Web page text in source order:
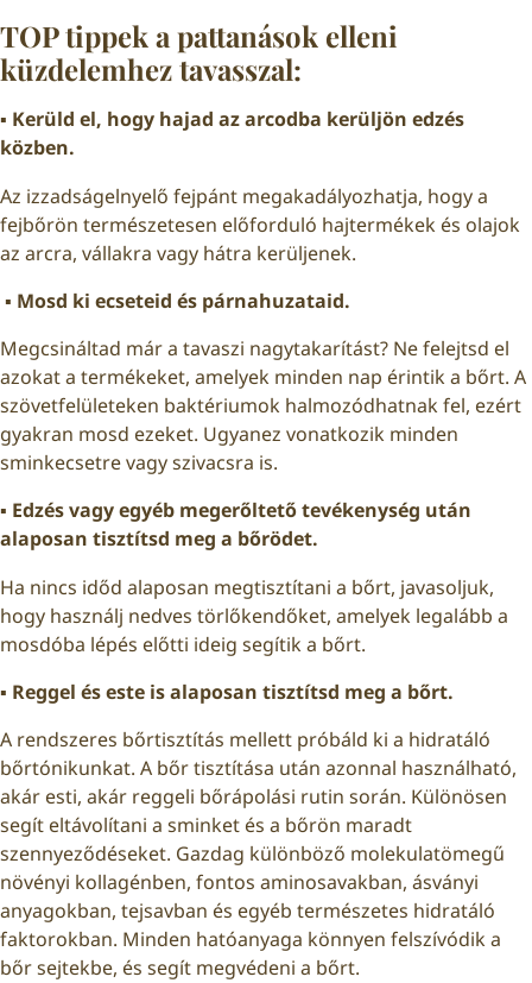
TOP tippek a pattanások elleni
küzdelemhez tavasszal:
▪️ Kerüld el, hogy hajad az arcodba kerüljön edzés
közben.
Az izzadságelnyelő fejpánt megakadályozhatja, hogy a
fejbőrön természetesen előforduló hajtermékek és olajok
az arcra, vállakra vagy hátra kerüljenek.
▪️ Mosd ki ecseteid és párnahuzataid.
Megcsináltad már a tavaszi nagytakarítást? Ne felejtsd el
azokat a termékeket, amelyek minden nap érintik a bőrt. A
szövetfelületeken baktériumok halmozódhatnak fel, ezért
gyakran mosd ezeket. Ugyanez vonatkozik minden
sminkecsetre vagy szivacsra is.
▪️ Edzés vagy egyéb megerőltető tevékenység után
alaposan tisztítsd meg a bőrödet.
Ha nincs időd alaposan megtisztítani a bőrt, javasoljuk,
hogy használj nedves törlőkendőket, amelyek legalább a
mosdóba lépés előtti ideig segítik a bőrt.
▪️ Reggel és este is alaposan tisztítsd meg a bőrt.
A rendszeres bőrtisztítás mellett próbáld ki a hidratáló
bőrtónikunkat. A bőr tisztítása után azonnal használható,
akár esti, akár reggeli bőrápolási rutin során. Különösen
segít eltávolítani a sminket és a bőrön maradt
szennyeződéseket. Gazdag különböző molekulatömegű
növényi kollagénben, fontos aminosavakban, ásványi
anyagokban, tejsavban és egyéb természetes hidratáló
faktorokban. Minden hatóanyaga könnyen felszívódik a
bőr sejtekbe, és segít megvédeni a bőrt.